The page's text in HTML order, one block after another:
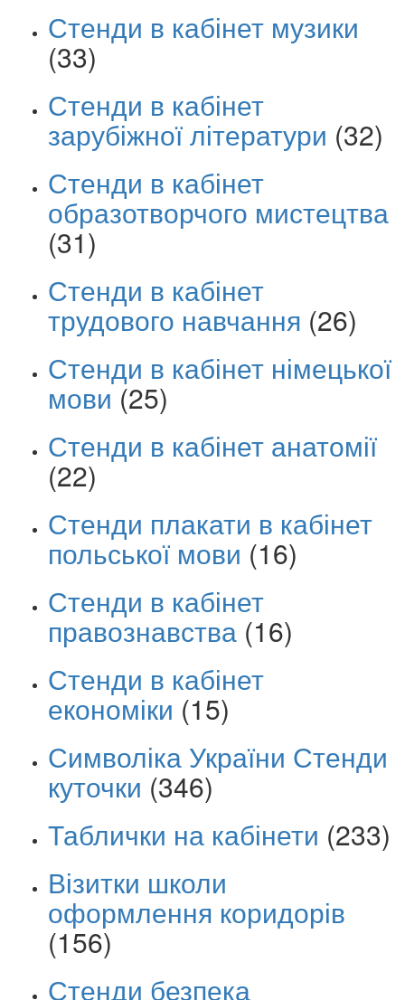
Стенди в кабінет музики
(33)
Стенди в кабінет
зарубіжної літератури (32)
Стенди в кабінет
образотворчого мистецтва
(31)
Стенди в кабінет
трудового навчання (26)
Стенди в кабінет німецької
мови (25)
Стенди в кабінет анатомії
(22)
Стенди плакати в кабінет
польської мови (16)
Стенди в кабінет
правознавства (16)
Стенди в кабінет
економіки (15)
Символіка України Стенди
куточки (346)
Таблички на кабінети (233)
Візитки школи
оформлення коридорів
(156)
Стенди безпека